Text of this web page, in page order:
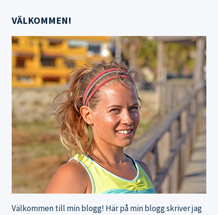
VÄLKOMMEN!
Välkommen till min blogg! Här på min blogg skriver jag